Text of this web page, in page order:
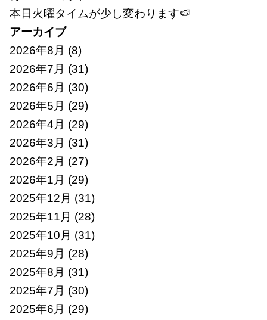
本日火曜タイムが少し変わります🍉
アーカイブ
2026年8月 (8)
2026年7月 (31)
2026年6月 (30)
2026年5月 (29)
2026年4月 (29)
2026年3月 (31)
2026年2月 (27)
2026年1月 (29)
2025年12月 (31)
2025年11月 (28)
2025年10月 (31)
2025年9月 (28)
2025年8月 (31)
2025年7月 (30)
2025年6月 (29)